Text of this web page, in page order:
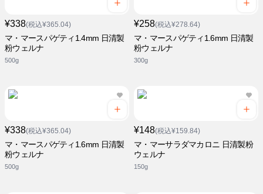
¥338(税込¥365.04)
マ・マースパゲティ1.4mm 日清製
粉ウェルナ
500g
¥258(税込¥278.64)
マ・マースパゲティ1.6mm 日清製
粉ウェルナ
300g
¥338(税込¥365.04)
マ・マースパゲティ1.6mm 日清製
粉ウェルナ
500g
¥148(税込¥159.84)
マ・マーサラダマカロニ 日清製粉
ウェルナ
150g